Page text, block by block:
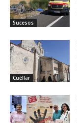
Sucesos
Cuéllar